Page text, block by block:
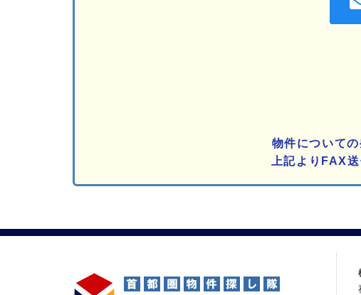
物件について
上記よりFAX